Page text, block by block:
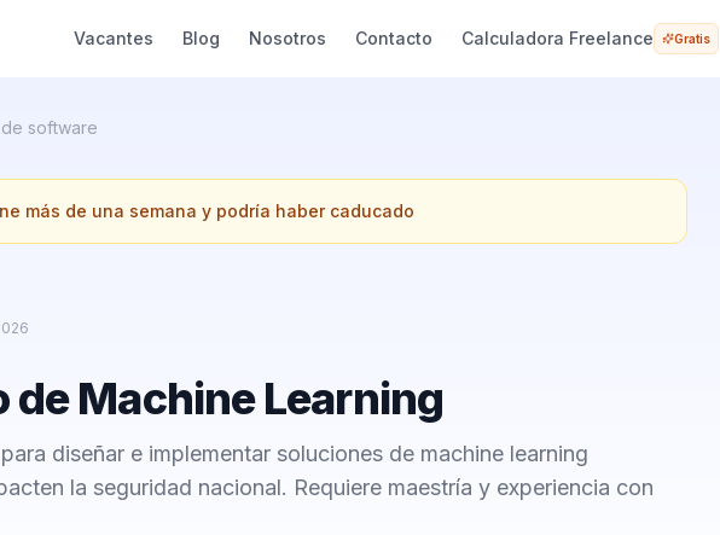
Vacantes Blog Nosotros Contacto Calculadora Freelance Gratis
software
más de una semana y podría haber caducado
de Machine Learning
diseñar e implementar soluciones de machine learning
la seguridad nacional. Requiere maestría y experiencia con